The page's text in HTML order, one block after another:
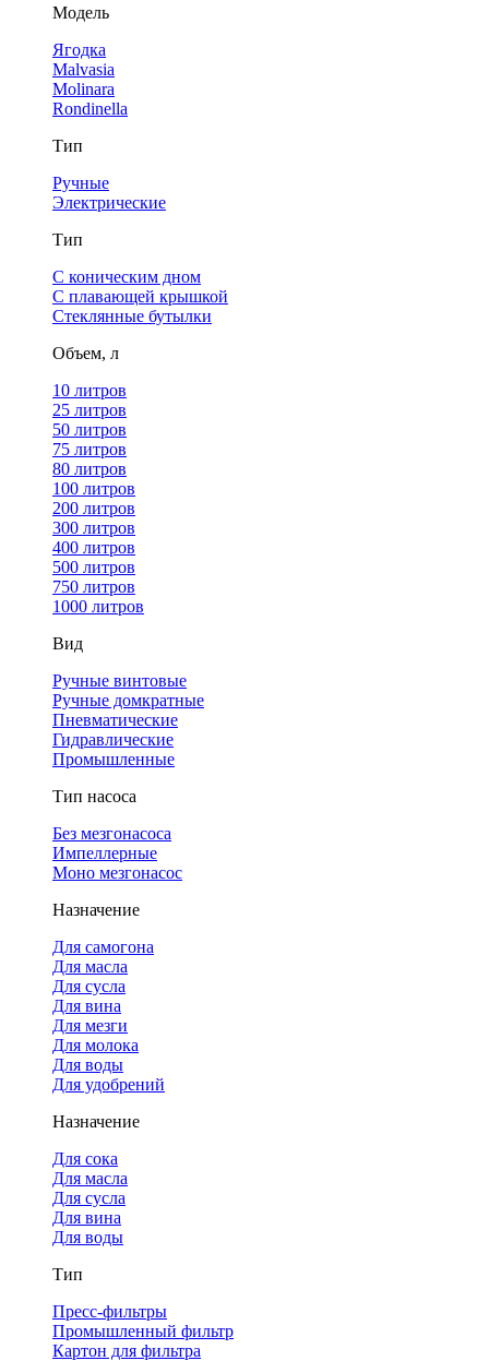
Модель
Ягодка
Malvasia
Molinara
Rondinella
Тип
Ручные
Электрические
Тип
С коническим дном
С плавающей крышкой
Стеклянные бутылки
Объем, л
10 литров
25 литров
50 литров
75 литров
80 литров
100 литров
200 литров
300 литров
400 литров
500 литров
750 литров
1000 литров
Вид
Ручные винтовые
Ручные домкратные
Пневматические
Гидравлические
Промышленные
Тип насоса
Без мезгонасоса
Импеллерные
Моно мезгонасос
Назначение
Для самогона
Для масла
Для сусла
Для вина
Для мезги
Для молока
Для воды
Для удобрений
Назначение
Для сока
Для масла
Для сусла
Для вина
Для воды
Тип
Пресс-фильтры
Промышленный фильтр
Картон для фильтра